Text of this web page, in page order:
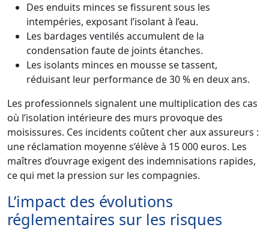
Des enduits minces se fissurent sous les
intempéries, exposant l’isolant à l’eau.
Les bardages ventilés accumulent de la
condensation faute de joints étanches.
Les isolants minces en mousse se tassent,
réduisant leur performance de 30 % en deux ans.
Les professionnels signalent une multiplication des cas
où l’isolation intérieure des murs provoque des
moisissures. Ces incidents coûtent cher aux assureurs :
une réclamation moyenne s’élève à 15 000 euros. Les
maîtres d’ouvrage exigent des indemnisations rapides,
ce qui met la pression sur les compagnies.
L’impact des évolutions
réglementaires sur les risques